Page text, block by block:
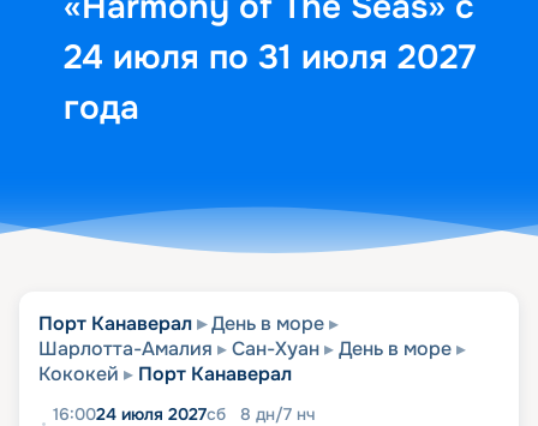
24 июля по 31 июля 2027
года
Порт Канаверал
День в море
Шарлотта-Амалия
Сан-Хуан
День в море
Кококей
Порт Канаверал
16:0024 июля 2027сб 8 дн/7 нч